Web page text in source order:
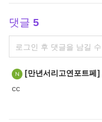
댓글 5
댓
글
쓰
기
만년서리고연포트페
cc